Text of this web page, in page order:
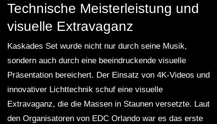
Technische Meisterleistung und
visuelle Extravaganz
Kaskades Set wurde nicht nur durch seine Musik,
sondern auch durch eine beeindruckende visuelle
Präsentation bereichert. Der Einsatz von 4K-Videos und
innovativer Lichttechnik schuf eine visuelle
Extravaganz, die die Massen in Staunen versetzte. Laut
den Organisatoren von EDC Orlando war es das erste